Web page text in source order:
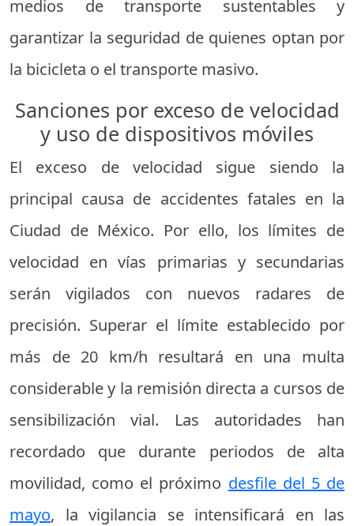
medios de transporte sustentables y
garantizar la seguridad de quienes optan por
la bicicleta o el transporte masivo.
Sanciones por exceso de velocidad
y uso de dispositivos móviles
El exceso de velocidad sigue siendo la
principal causa de accidentes fatales en la
Ciudad de México. Por ello, los límites de
velocidad en vías primarias y secundarias
serán vigilados con nuevos radares de
precisión. Superar el límite establecido por
más de 20 km/h resultará en una multa
considerable y la remisión directa a cursos de
sensibilización vial. Las autoridades han
recordado que durante periodos de alta
movilidad, como el próximo desfile del 5 de
mayo, la vigilancia se intensificará en las